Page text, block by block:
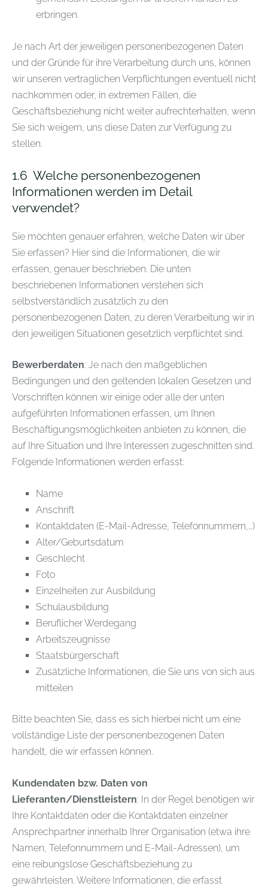
erbringen.
Je nach Art der jeweiligen personenbezogenen Daten
und der Gründe für ihre Verarbeitung durch uns, können
wir unseren vertraglichen Verpflichtungen eventuell nicht
nachkommen oder, in extremen Fällen, die
Geschäftsbeziehung nicht weiter aufrechterhalten, wenn
Sie sich weigern, uns diese Daten zur Verfügung zu
stellen.
1.6 Welche personenbezogenen
Informationen werden im Detail
verwendet?
Sie möchten genauer erfahren, welche Daten wir über
Sie erfassen? Hier sind die Informationen, die wir
erfassen, genauer beschrieben. Die unten
beschriebenen Informationen verstehen sich
selbstverständlich zusätzlich zu den
personenbezogenen Daten, zu deren Verarbeitung wir in
den jeweiligen Situationen gesetzlich verpflichtet sind.
Bewerberdaten: Je nach den maßgeblichen
Bedingungen und den geltenden lokalen Gesetzen und
Vorschriften können wir einige oder alle der unten
aufgeführten Informationen erfassen, um Ihnen
Beschäftigungsmöglichkeiten anbieten zu können, die
auf Ihre Situation und Ihre Interessen zugeschnitten sind.
Folgende Informationen werden erfasst:
Name
Anschrift
Kontaktdaten (E-Mail-Adresse, Telefonnummern,…)
Alter/Geburtsdatum
Geschlecht
Foto
Einzelheiten zur Ausbildung
Schulausbildung
Beruflicher Werdegang
Arbeitszeugnisse
Staatsbürgerschaft
Zusätzliche Informationen, die Sie uns von sich aus
mitteilen
Bitte beachten Sie, dass es sich hierbei nicht um eine
vollständige Liste der personenbezogenen Daten
handelt, die wir erfassen können.
Kundendaten bzw. Daten von
Lieferanten/Dienstleistern: In der Regel benötigen wir
Ihre Kontaktdaten oder die Kontaktdaten einzelner
Ansprechpartner innerhalb Ihrer Organisation (etwa ihre
Namen, Telefonnummern und E-Mail-Adressen), um
eine reibungslose Geschäftsbeziehung zu
gewährleisten. Weitere Informationen, die erfasst